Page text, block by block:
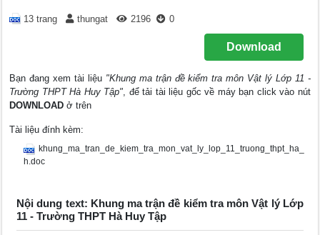
13 trang thungat 2196 0
Download
Bạn đang xem tài liệu "Khung ma trận đề kiểm tra môn Vật lý Lớp 11 -
Trường THPT Hà Huy Tập", để tải tài liệu gốc về máy bạn click vào nút
DOWNLOAD ở trên
Tài liệu đính kèm:
khung_ma_tran_de_kiem_tra_mon_vat_ly_lop_11_truong_thpt_ha_
h.doc
Nội dung text: Khung ma trận đề kiểm tra môn Vật lý Lớp
11 - Trường THPT Hà Huy Tập